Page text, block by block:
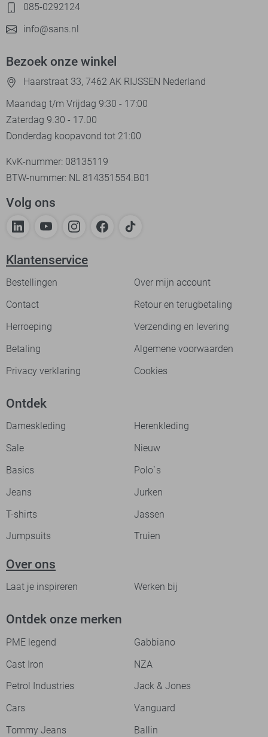
085-0292124
info@sans.nl
Bezoek onze winkel
Haarstraat 33, 7462 AK RIJSSEN Nederland
Maandag t/m Vrijdag 9:30 - 17:00
Zaterdag 9.30 - 17.00
Donderdag koopavond tot 21:00
KvK-nummer: 08135119
BTW-nummer: NL 814351554.B01
Volg ons
Klantenservice
Bestellingen
Over mijn account
Contact
Retour en terugbetaling
Herroeping
Verzending en levering
Betaling
Algemene voorwaarden
Privacy verklaring
Cookies
Ontdek
Dameskleding
Herenkleding
Sale
Nieuw
Basics
Polo`s
Jeans
Jurken
T-shirts
Jassen
Jumpsuits
Truien
Over ons
Laat je inspireren Werken bij
Ontdek onze merken
PME legend
Gabbiano
Cast Iron
NZA
Petrol Industries
Jack & Jones
Cars
Vanguard
Tommy Jeans
Ballin